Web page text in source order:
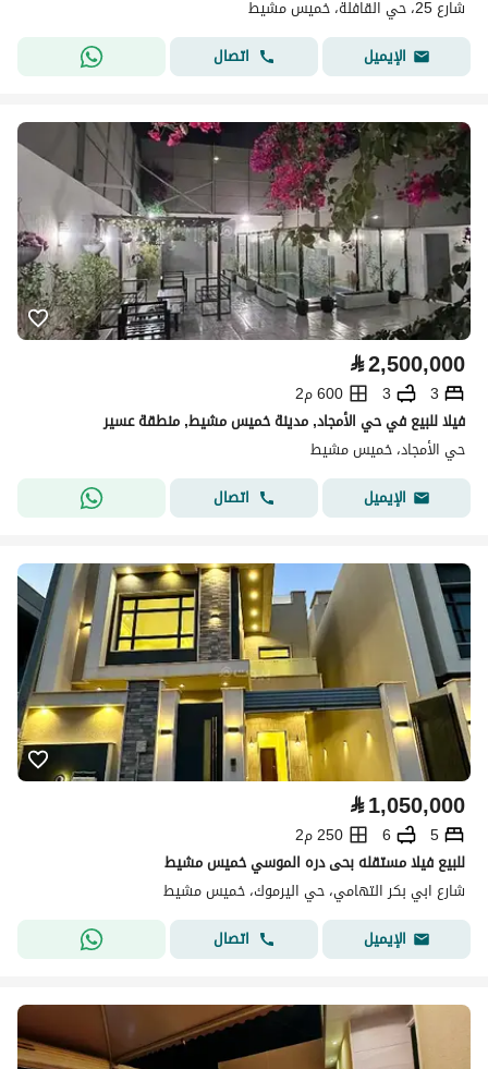
شارع 25، حي القافلة، خميس مشيط
الإيميل
اتصال
⃁2,500,000
3
3
600 م2
فيلا للبيع في حي الأمجاد, مدينة خميس مشيط, منطقة عسير
حي الأمجاد، خميس مشيط
الإيميل
اتصال
⃁1,050,000
5
6
250 م2
للبيع فيلا مستقله بحى دره الموسي خميس مشيط
شارع ابي بكر التهامي، حي اليرموك، خميس مشيط
الإيميل
اتصال